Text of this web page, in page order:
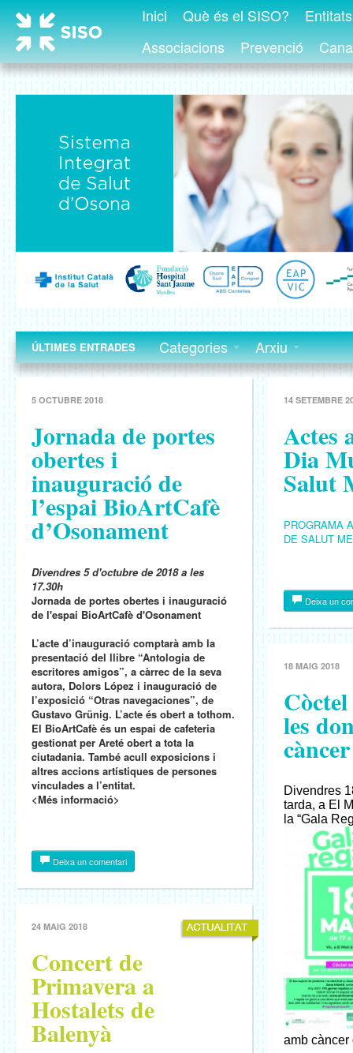
Inici Què és el SISO?
Associacions
Prevenció
ÚLTIMES ENTRADES Categories Arxiu
5 OCTUBRE 2018
Jornada de portes
obertes i
inauguració de
l’espai BioArtCafè
d’Osonament
Divendres 5 d'octubre de 2018 a les
17.30h
Jornada de portes obertes i inauguració
de l'espai BioArtCafè d'Osonament
L’acte d’inauguració comptarà amb la
presentació del llibre “Antologia de
escritores amigos”, a càrrec de la seva
autora, Dolors López i inauguració de
l’exposició “Otras navegaciones”, de
Gustavo Grünig. L’acte és obert a tothom.
El BioArtCafè és un espai de cafeteria
gestionat per Areté obert a tota la
ciutadania. També acull exposicions i
altres accions artístiques de persones
vinculades a l’entitat.
<Més informació>
Deixa un comentari
24 MAIG 2018
Concert de
Primavera a
Hostalets de
Balenyà
14 SETEMBRE
Actes
Dia
Salut
PROGRAMA
DE SALUT
Deixa un
18 MAIG 2018
les
Divendres
tarda, a El
la “Gala
amb càncer